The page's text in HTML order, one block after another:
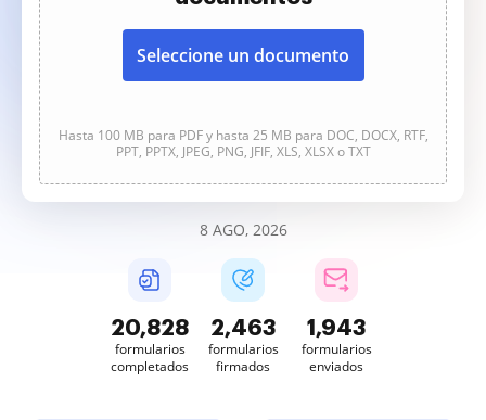
Seleccione un documento
Hasta 100 MB para PDF y hasta 25 MB para DOC, DOCX, RTF,
PPT, PPTX, JPEG, PNG, JFIF, XLS, XLSX o TXT
8 AGO, 2026
20,828
formularios
completados
2,463
formularios
firmados
1,943
formularios
enviados